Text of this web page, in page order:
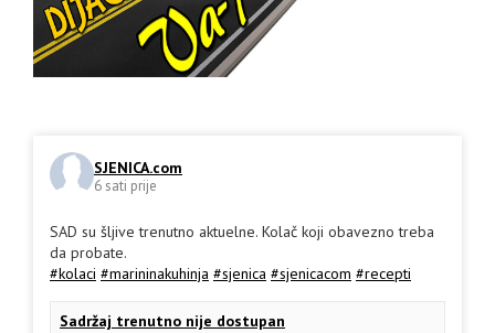
SJENICA.com
6 sati prije
SAD su šljive trenutno aktuelne. Kolač koji obavezno treba
da probate.
#kolaci #marininakuhinja #sjenica #sjenicacom #recepti
Sadržaj trenutno nije dostupan